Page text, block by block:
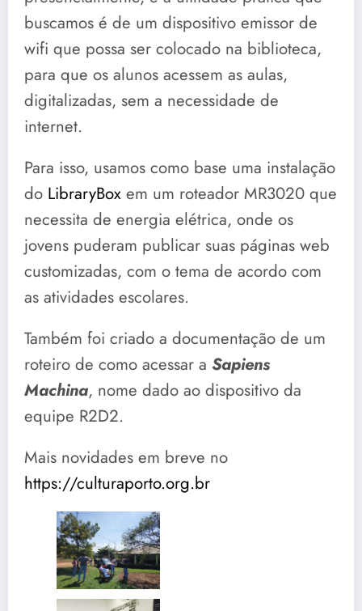
buscamos é de um dispositivo emissor de
wifi que possa ser colocado na biblioteca,
para que os alunos acessem as aulas,
digitalizadas, sem a necessidade de
internet.
Para isso, usamos como base uma instalação
do LibraryBox em um roteador MR3020 que
necessita de energia elétrica, onde os
jovens puderam publicar suas páginas web
customizadas, com o tema de acordo com
as atividades escolares.
Também foi criado a documentação de um
roteiro de como acessar a Sapiens
Machina, nome dado ao dispositivo da
equipe R2D2.
Mais novidades em breve no
https://culturaporto.org.br